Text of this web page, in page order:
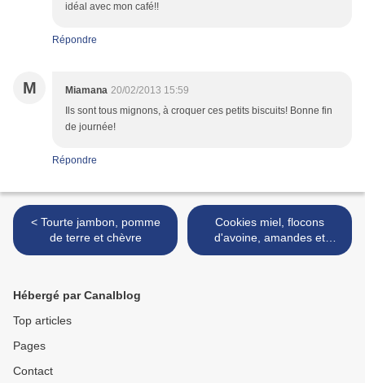
idéal avec mon café!!
Répondre
M Miamana 20/02/2013 15:59
Ils sont tous mignons, à croquer ces petits biscuits! Bonne fin
de journée!
Répondre
< Tourte jambon, pomme
de terre et chèvre
Cookies miel, flocons
d'avoine, amandes et
chocolat >
Hébergé par Canalblog
Top articles
Pages
Contact